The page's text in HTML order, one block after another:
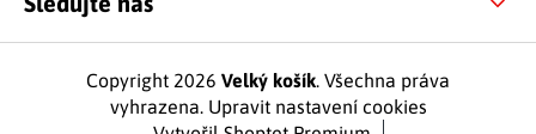
Copyright 2026 Velký košík. Všechna práva
vyhrazena. Upravit nastavení cookies